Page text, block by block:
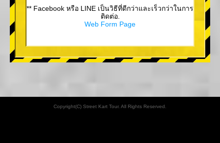
** Facebook หรือ LINE เป็นวิธีที่ดีกว่าและเร็วกว่าในการ
ติดต่อ.
Web Form Page
Copyright(C) Street Kart Tour. All Rights Reserved.